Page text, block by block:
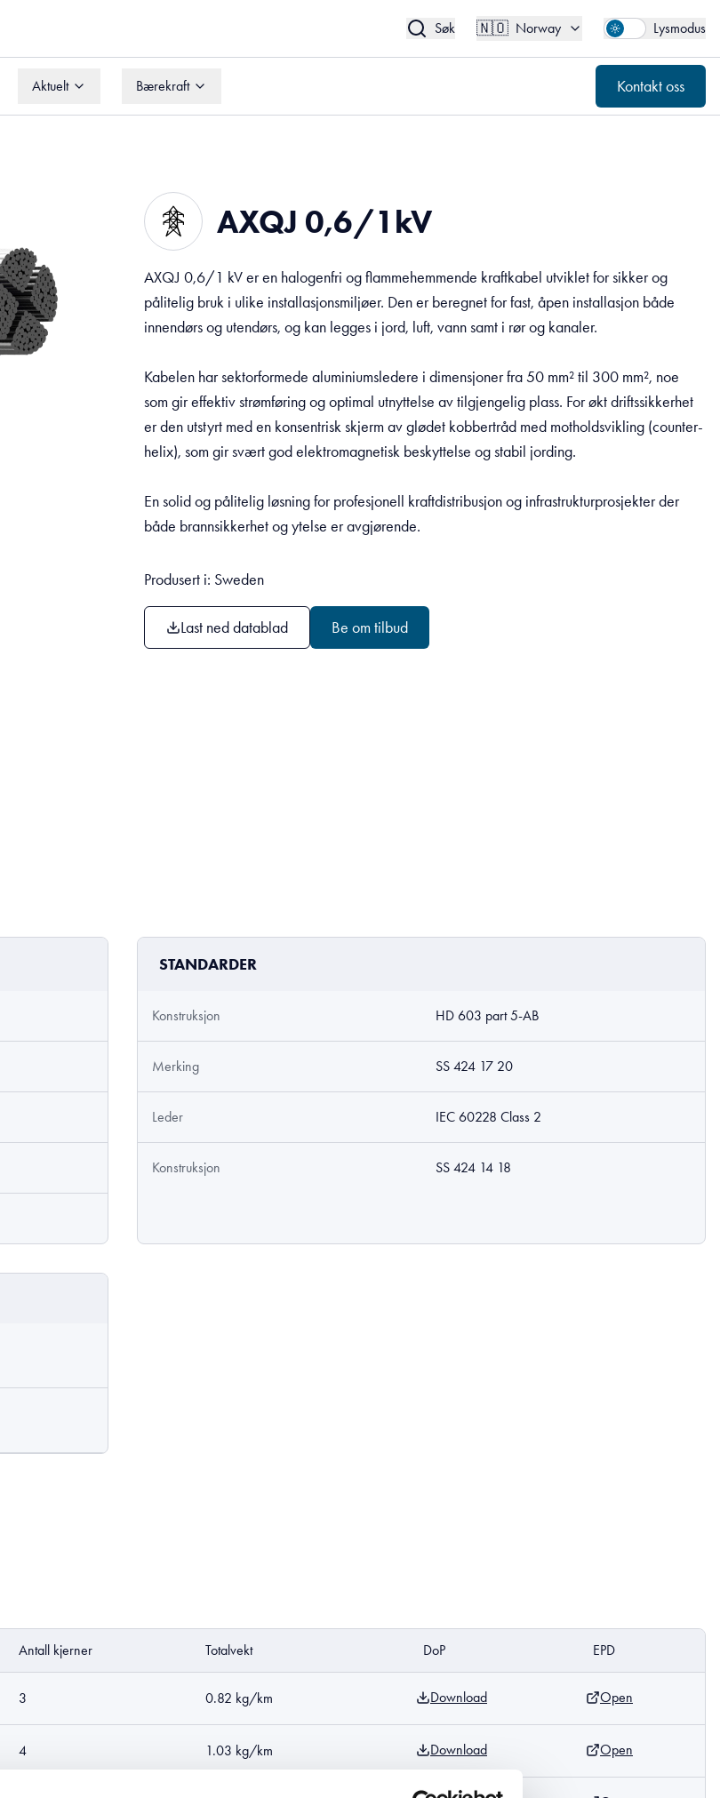
Søk 🇳🇴 Norway Lysmodus
Aktuelt Bærekraft Kontakt oss
Norway Kontakt oss
AXQJ 0,6/1kV
AXQJ 0,6/1 kV er en halogenfri og flammehemmende kraftkabel utviklet for sikker og
pålitelig bruk i ulike installasjonsmiljøer. Den er beregnet for fast, åpen installasjon både
innendørs og utendørs, og kan legges i jord, luft, vann samt i rør og kanaler.
Kabelen har sektorformede aluminiumsledere i dimensjoner fra 50 mm² til 300 mm², noe
som gir effektiv strømføring og optimal utnyttelse av tilgjengelig plass. For økt driftssikkerhet
er den utstyrt med en konsentrisk skjerm av glødet kobbertråd med motholdsvikling (counter-
helix), som gir svært god elektromagnetisk beskyttelse og stabil jording.
En solid og pålitelig løsning for profesjonell kraftdistribusjon og infrastrukturprosjekter der
både brannsikkerhet og ytelse er avgjørende.
Produsert i: Sweden
Last ned datablad Be om tilbud
STANDARDER
Konstruksjon HD 603 part 5-AB
Merking SS 424 17 20
Leder IEC 60228 Class 2
Konstruksjon SS 424 14 18
Antall kjerner Totalvekt DoP EPD
3 0.82 kg/km Download Open
4 1.03 kg/km Download Open